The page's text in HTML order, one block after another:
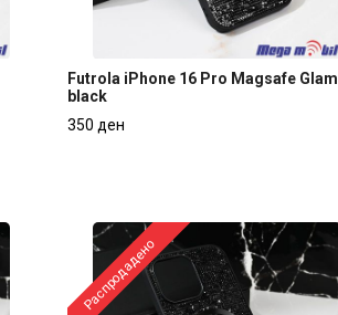
Futrola iPhone 16 Pro Magsafe Glam
Futrola iPhone 16 Pro Magsafe Glam
black
350 ден
Распродадено